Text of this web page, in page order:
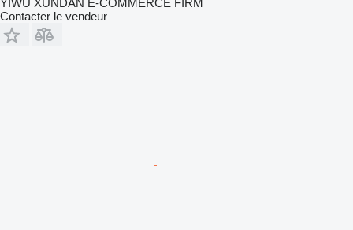
YIWU XUNDAN E-COMMERCE FIRM
Contacter le vendeur